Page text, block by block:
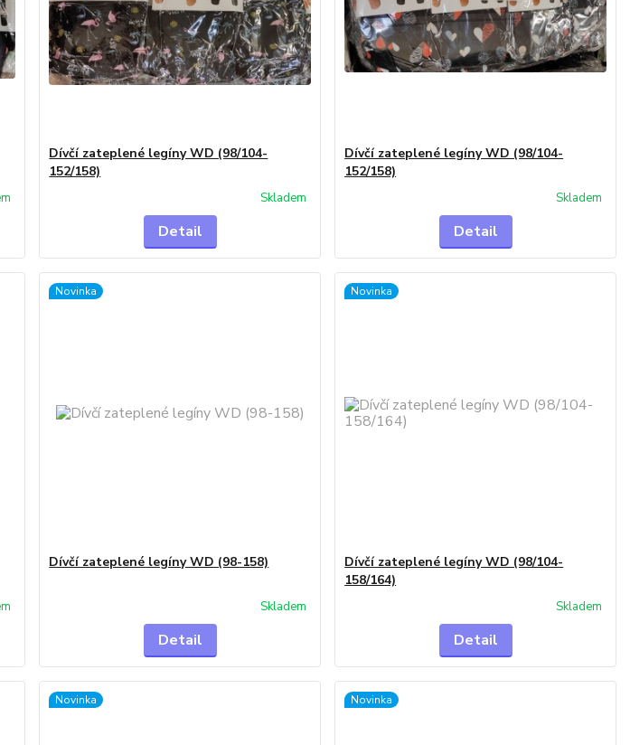
Dívčí zateplené legíny WD (98/104-
152/158)
Skladem
Detail
Dívčí zateplené legíny WD (98/104-
152/158)
Skladem
Detail
Novinka
Dívčí zateplené legíny WD (98-158)
Skladem
Detail
Novinka
Dívčí zateplené legíny WD (98/104-
158/164)
Skladem
Detail
Novinka Novinka